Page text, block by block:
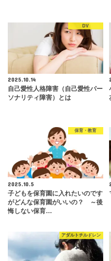
DV
2025.10.14
自己愛性人格障害（自己愛性パー
ソナリティ障害）とは
保育・教育
2025.10.5
子どもを保育園に入れたいのです
がどんな保育園がいいの？ ～後
悔しない保育…
アダルトチルドレン